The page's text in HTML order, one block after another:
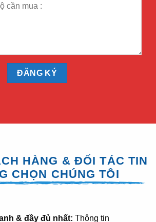
HÀNG & ĐỐI TÁC TIN
CHỌN CHÚNG TÔI
& đầy đủ nhất: Thông tin